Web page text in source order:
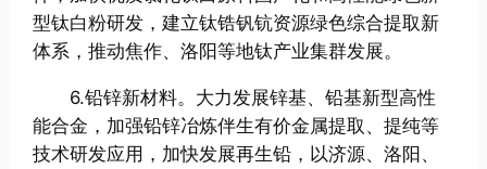
型钛白粉研发，建立钛锆钒钪资源绿色综合提取新
体系，推动焦作、洛阳等地钛产业集群发展。
6.铅锌新材料。大力发展锌基、铅基新型高性
能合金，加强铅锌冶炼伴生有价金属提取、提纯等
技术研发应用，加快发展再生铅，以济源、洛阳、